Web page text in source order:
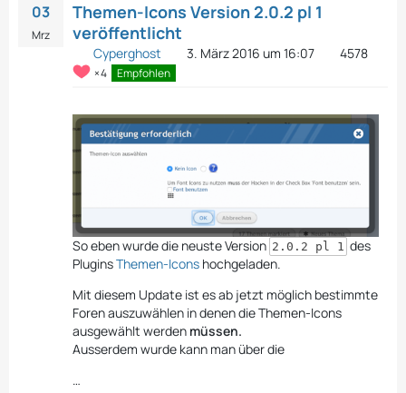
03
Mrz
Themen-Icons Version 2.0.2 pl 1
veröffentlicht
Cyperghost 3. März 2016 um 16:07 4578
4 Empfohlen
So eben wurde die neuste Version 2.0.2 pl 1 des
PluginsThemen-Icons hochgeladen.
Mit diesem Update ist es ab jetzt möglich bestimmte
Foren auszuwählen in denen die Themen-Icons
ausgewählt werden müssen.
Ausserdem wurde kann man über die
…